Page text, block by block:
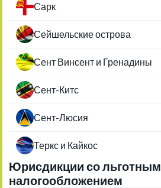
Сарк
Сейшельские острова
Сент Винсент и Гренадины
Сент-Китс
Сент-Люсия
Теркс и Кайкос
Юрисдикции со льготным
налогообложением